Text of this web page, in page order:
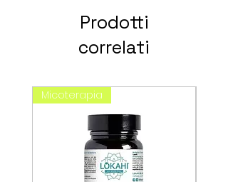
Prodotti
correlati
Micoterapia